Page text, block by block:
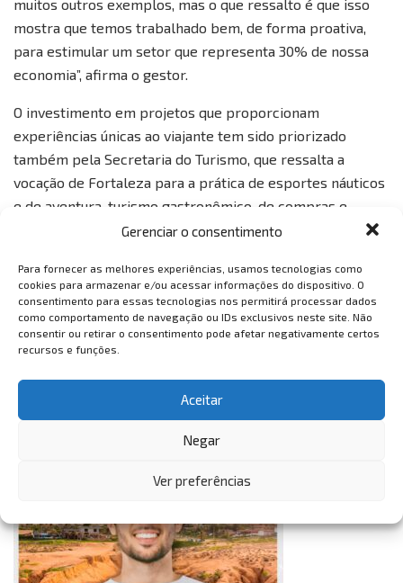
Gerenciar o consentimento
Para fornecer as melhores experiências, usamos tecnologias como
cookies para armazenar e/ou acessar informações do dispositivo. O
consentimento para essas tecnologias nos permitirá processar dados
como comportamento de navegação ou IDs exclusivos neste site. Não
consentir ou retirar o consentimento pode afetar negativamente certos
recursos e funções.
Aceitar
Negar
Ver preferências
muitos outros exemplos, mas o que ressalto é que isso
mostra que temos trabalhado bem, de forma proativa,
para estimular um setor que representa 30% de nossa
economia”, afirma o gestor.
O investimento em projetos que proporcionam
experiências únicas ao viajante tem sido priorizado
também pela Secretaria do Turismo, que ressalta a
vocação de Fortaleza para a prática de esportes náuticos
e de aventura, turismo gastronômico, de compras e
Tags: Fortaleza prefeitura de fortaleza
VemTambém
VemTambém